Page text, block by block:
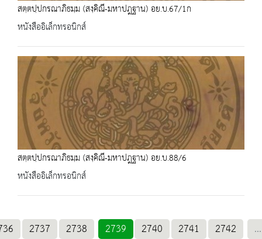
สตฺตปฺปกรณาภิธมฺม (สงฺคิณี-มหาปฎฐาน) อย.บ.67/1ก
หนังสืออิเล็กทรอนิกส์
สตฺตปฺปกรณาภิธมฺม (สงฺคิณี-มหาปฎฐาน) อย.บ.88/6
หนังสืออิเล็กทรอนิกส์
2737 2738 2739 2740 2741 2742 ...